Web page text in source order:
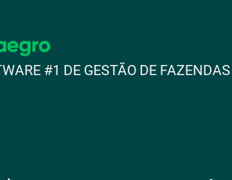
#1 DE GESTÃO DE